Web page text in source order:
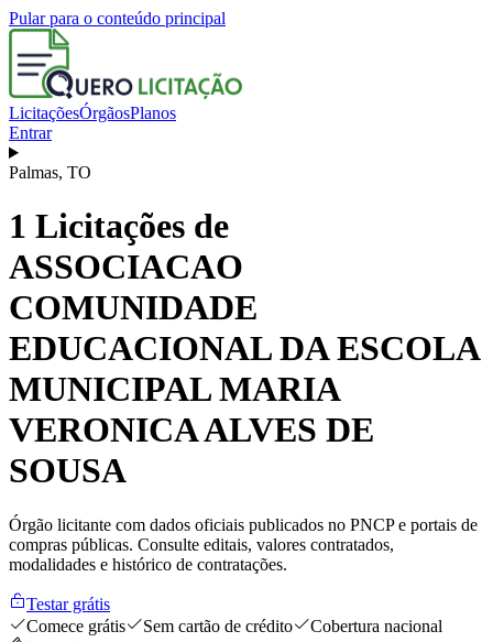
Pular para o conteúdo principal
LicitaçõesÓrgãosPlanos
Entrar
Palmas, TO
1 Licitações de
ASSOCIACAO
COMUNIDADE
EDUCACIONAL DA ESCOLA
MUNICIPAL MARIA
VERONICA ALVES DE
SOUSA
Órgão licitante com dados oficiais publicados no PNCP e portais de
compras públicas. Consulte editais, valores contratados,
modalidades e histórico de contratações.
Testar grátis
Comece grátis
Sem cartão de crédito
Cobertura nacional